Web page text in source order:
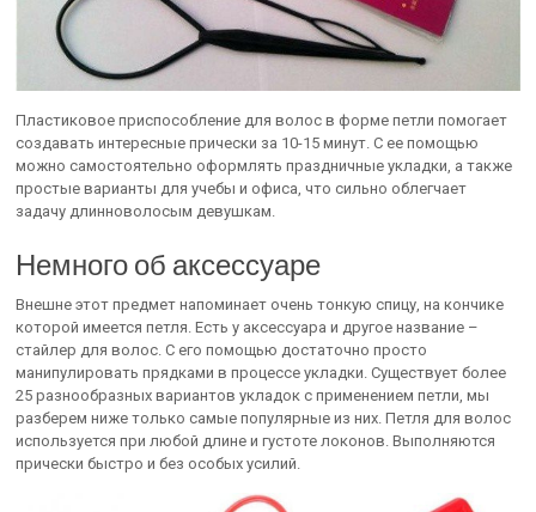
Пластиковое приспособление для волос в форме петли помогает
создавать интересные прически за 10-15 минут. С ее помощью
можно самостоятельно оформлять праздничные укладки, а также
простые варианты для учебы и офиса, что сильно облегчает
задачу длинноволосым девушкам.
Немного об аксессуаре
Внешне этот предмет напоминает очень тонкую спицу, на кончике
которой имеется петля. Есть у аксессуара и другое название –
стайлер для волос. С его помощью достаточно просто
манипулировать прядками в процессе укладки. Существует более
25 разнообразных вариантов укладок с применением петли, мы
разберем ниже только самые популярные из них. Петля для волос
используется при любой длине и густоте локонов. Выполняются
прически быстро и без особых усилий.